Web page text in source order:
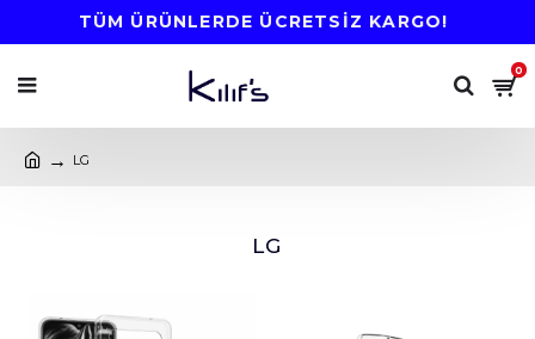
TÜM ÜRÜNLERDE ÜCRETSİZ KARGO!
0
LG
LG